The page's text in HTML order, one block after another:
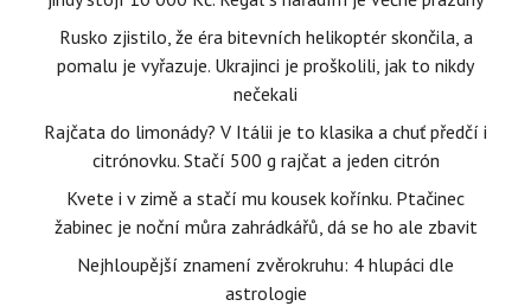
Rusko zjistilo, že éra bitevních helikoptér skončila, a
pomalu je vyřazuje. Ukrajinci je proškolili, jak to nikdy
nečekali
Rajčata do limonády? V Itálii je to klasika a chuť předčí i
citrónovku. Stačí 500 g rajčat a jeden citrón
Kvete i v zimě a stačí mu kousek kořínku. Ptačinec
žabinec je noční můra zahrádkářů, dá se ho ale zbavit
Nejhloupější znamení zvěrokruhu: 4 hlupáci dle
astrologie